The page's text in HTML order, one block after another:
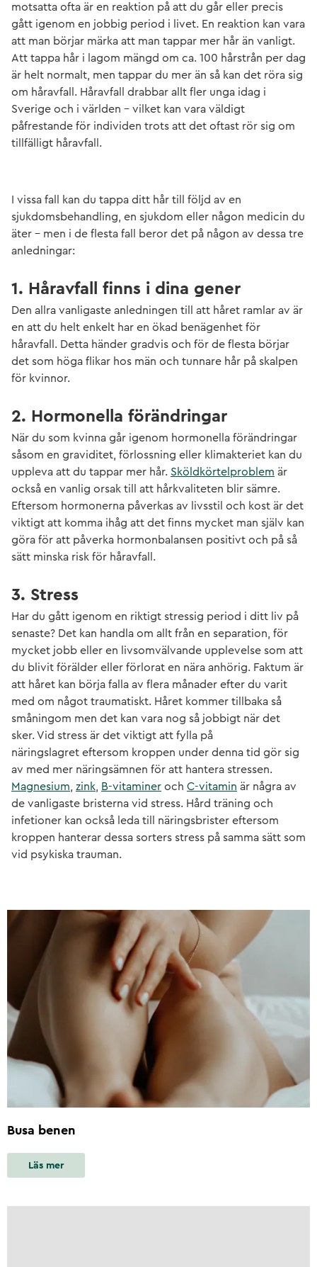
motsatta ofta är en reaktion på att du går eller precis
gått igenom en jobbig period i livet. En reaktion kan vara
att man börjar märka att man tappar mer hår än vanligt.
Att tappa hår i lagom mängd om ca. 100 hårstrån per dag
är helt normalt, men tappar du mer än så kan det röra sig
om håravfall. Håravfall drabbar allt fler unga idag i
Sverige och i världen - vilket kan vara väldigt
påfrestande för individen trots att det oftast rör sig om
tillfälligt håravfall.
I vissa fall kan du tappa ditt hår till följd av en
sjukdomsbehandling, en sjukdom eller någon medicin du
äter – men i de flesta fall beror det på någon av dessa tre
anledningar:
1. Håravfall finns i dina gener
Den allra vanligaste anledningen till att håret ramlar av är
en att du helt enkelt har en ökad benägenhet för
håravfall. Detta händer gradvis och för de flesta börjar
det som höga flikar hos män och tunnare hår på skalpen
för kvinnor.
2. Hormonella förändringar
När du som kvinna går igenom hormonella förändringar
såsom en graviditet, förlossning eller klimakteriet kan du
uppleva att du tappar mer hår. Sköldkörtelproblem är
också en vanlig orsak till att hårkvaliteten blir sämre.
Eftersom hormonerna påverkas av livsstil och kost är det
viktigt att komma ihåg att det finns mycket man själv kan
göra för att påverka hormonbalansen positivt och på så
sätt minska risk för håravfall.
3. Stress
Har du gått igenom en riktigt stressig period i ditt liv på
senaste? Det kan handla om allt från en separation, för
mycket jobb eller en livsomvälvande upplevelse som att
du blivit förälder eller förlorat en nära anhörig. Faktum är
att håret kan börja falla av flera månader efter du varit
med om något traumatiskt. Håret kommer tillbaka så
småningom men det kan vara nog så jobbigt när det
sker. Vid stress är det viktigt att fylla på
näringslagret eftersom kroppen under denna tid gör sig
av med mer näringsämnen för att hantera stressen.
Magnesium zink B-vitaminer och C-vitamin är några av
de vanligaste bristerna vid stress. Hård träning och
infetioner kan också leda till näringsbrister eftersom
kroppen hanterar dessa sorters stress på samma sätt som
vid psykiska trauman.
Busa benen
Läs mer